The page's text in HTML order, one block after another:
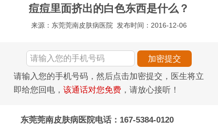
痘痘里面挤出的白色东西是什么？
来源：东莞莞南皮肤病医院 发布时间：2016-12-06
请输入您的手机号码，然后点击加密提交，医生将立
即给您回电， 该通话对您免费 ，请放心接听！
东莞莞南皮肤病医院电话：167-5384-0120